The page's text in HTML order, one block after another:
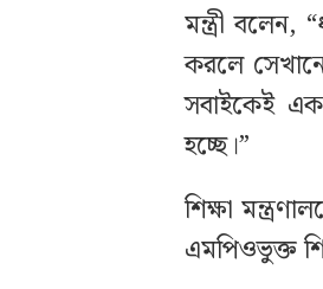
মন্ত্রী
করলে
সবাইকেই
হচ্ছে।”
শিক্ষা
এমপিওভুক্ত